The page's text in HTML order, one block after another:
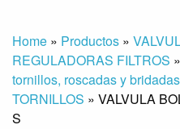
Home » Productos »
REGULADORAS FILTROS »
tornillos, roscadas y
TORNILLOS » VALVULA
S